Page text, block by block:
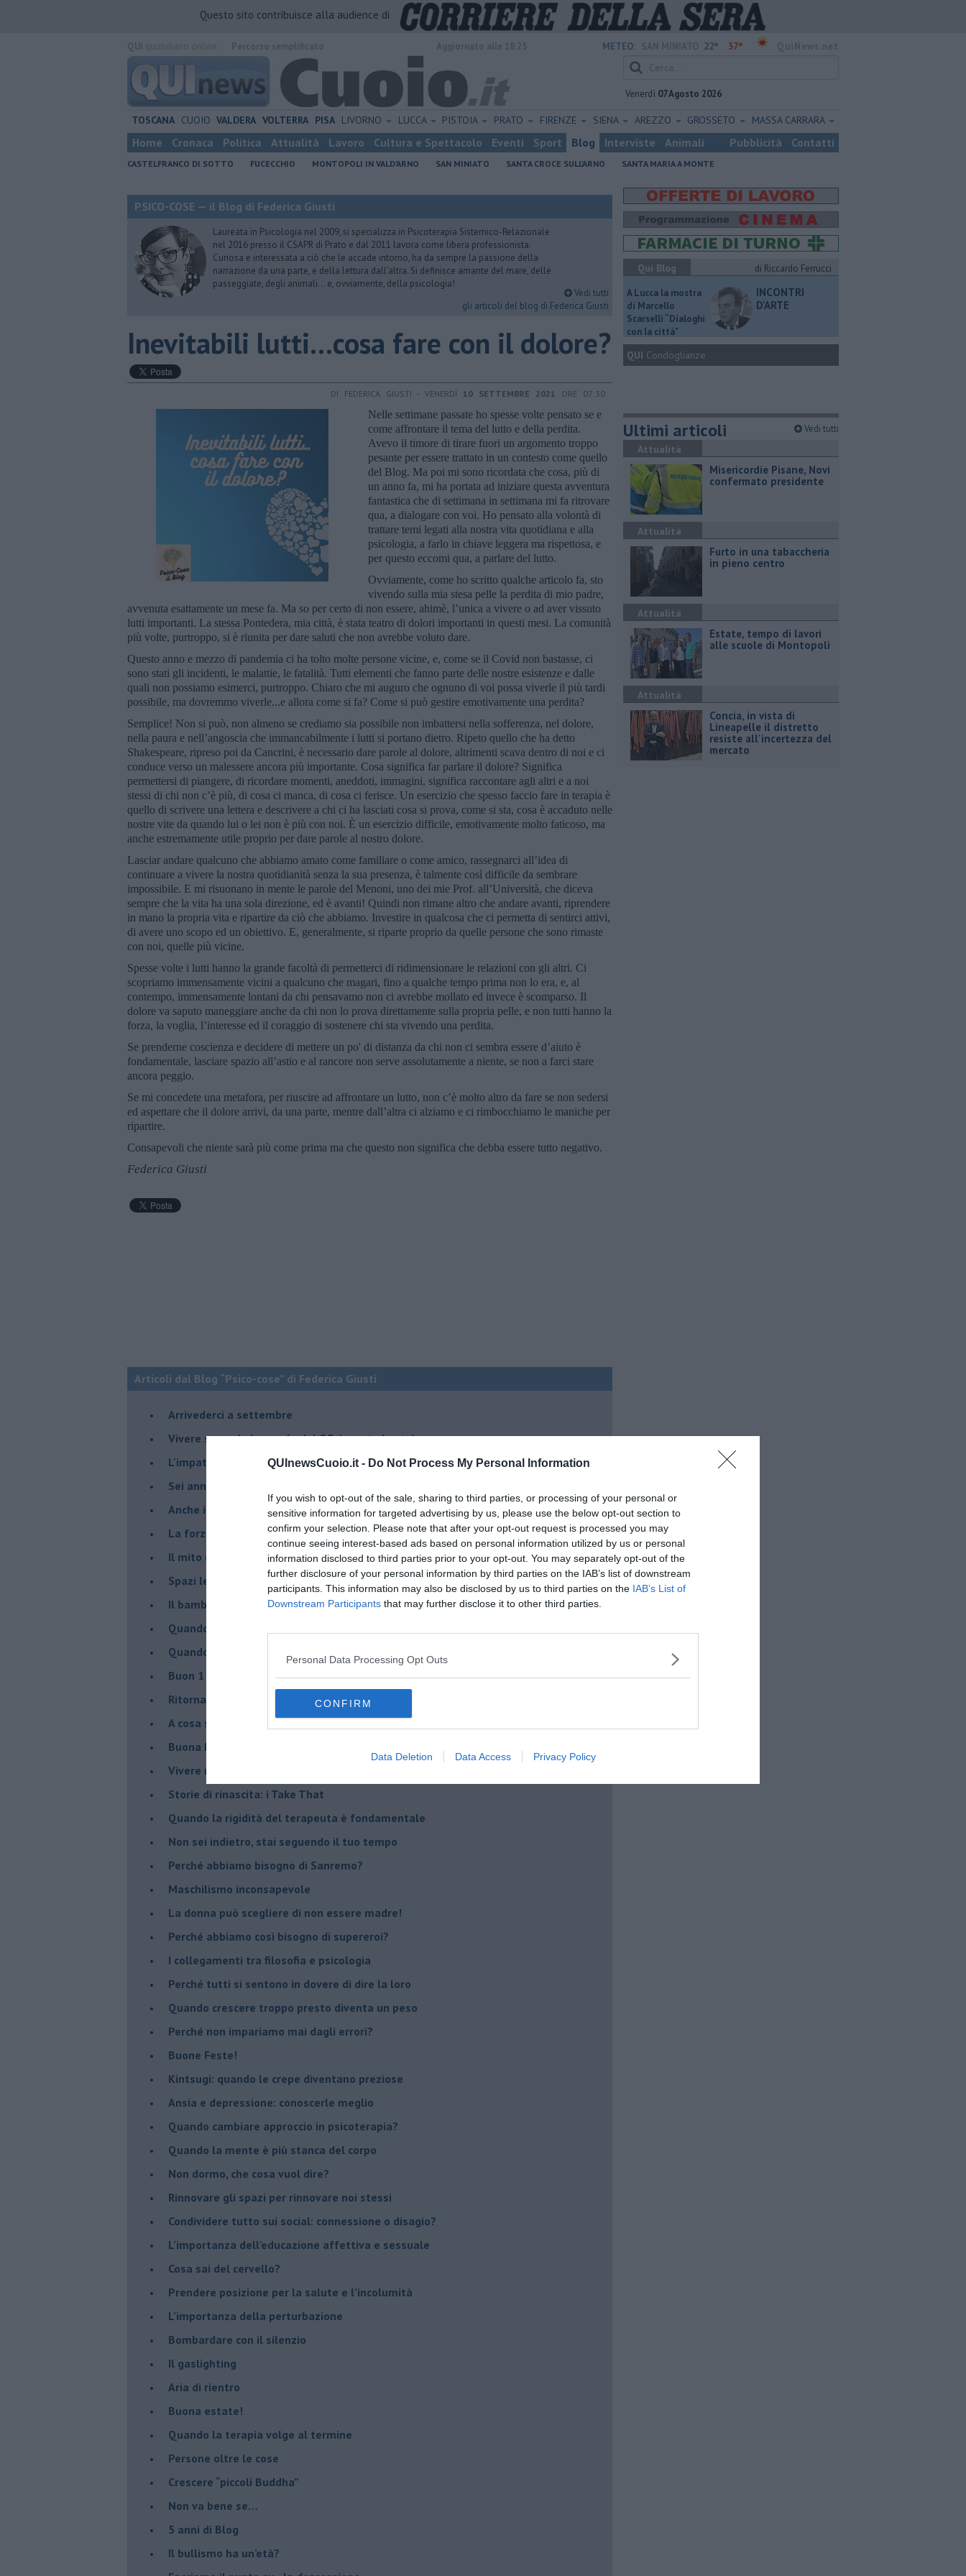
QUInewsCuoio.it - Do Not Process My Personal Information
If you wish to opt-out of the sale, sharing to third parties, or processing of your personal or
sensitive information for targeted advertising by us, please use the below opt-out section to
confirm your selection. Please note that after your opt-out request is processed you may
continue seeing interest-based ads based on personal information utilized by us or personal
information disclosed to third parties prior to your opt-out. You may separately opt-out of the
further disclosure of your personal information by third parties on the IAB’s list of downstream
participants. This information may also be disclosed by us to third parties on the IAB’s List of
Downstream Participants that may further disclose it to other third parties.
Personal Data Processing Opt Outs
CONFIRM
Data Deletion Data Access Privacy Policy
Questo sito contribuisce alla audience di
METEO: 22° 37°
Venerdì 07 Agosto 2026
TOSCANA CUOIO VALDERA VOLTERRA PISA LIVORNO LUCCA PISTOIA PRATO FIRENZE SIENA AREZZO GROSSETO MASSA CARRARA
Home Cronaca Politica Attualità Lavoro Cultura e Spettacolo Eventi Sport Blog Interviste Animali Pubblicità Contatti
CASTELFRANCO DI SOTTO FUCECCHIO MONTOPOLI IN VALD'ARNO SAN MINIATO SANTA CROCE SULL'ARNO SANTA MARIA A MONTE
PSICO-COSE — il Blog di Federica Giusti
Laureata in Psicologia nel 2009, si specializza in Psicoterapia Sistemico-Relazionale
nel 2016 presso il CSAPR di Prato e dal 2011 lavora come libera professionista.
Curiosa e interessata a ciò che le accade intorno, ha da sempre la passione della
narrazione da una parte, e della lettura dall’altra. Si definisce amante del mare, delle
passeggiate, degli animali… e, ovviamente, della psicologia!
Vedi tutti
gli articoli del blog di Federica Giusti
​Inevitabili lutti...cosa fare con il dolore?
DI FEDERICA GIUSTI - VENERDÌ 10 SETTEMBRE 2021 ORE 07:30
Nelle settimane passate ho spesse volte pensato se e
come affrontare il tema del lutto e della perdita.
Avevo il timore di tirare fuori un argomento troppo
pesante per essere trattato in un contesto come quello
del Blog. Ma poi mi sono ricordata che cosa, più di
un anno fa, mi ha portata ad iniziare questa avventura
fantastica che di settimana in settimana mi fa ritrovare
qua, a dialogare con voi. Ho pensato alla volontà di
trattare temi legati alla nostra vita quotidiana e alla
psicologia, a farlo in chiave leggera ma rispettosa, e
per questo eccomi qua, a parlare del lutto.
Ovviamente, come ho scritto qualche articolo fa, sto
vivendo sulla mia stesa pelle la perdita di mio padre,
avvenuta esattamente un mese fa. Ma so per certo di non essere, ahimè, l’unica a vivere o ad aver vissuto
lutti importanti. La stessa Pontedera, mia città, è stata teatro di dolori importanti in questi mesi. La comunità
più volte, purtroppo, si è riunita per dare saluti che non avrebbe voluto dare.
Questo anno e mezzo di pandemia ci ha tolto molte persone vicine, e, come se il Covid non bastasse, ci
sono stati gli incidenti, le malattie, le fatalità. Tutti elementi che fanno parte delle nostre esistenze e dalle
quali non possiamo esimerci, purtroppo. Chiaro che mi auguro che ognuno di voi possa viverle il più tardi
possibile, ma dovremmo viverle...e allora come si fa? Come si può gestire emotivamente una perdita?
Semplice! Non si può, non almeno se crediamo sia possibile non imbattersi nella sofferenza, nel dolore,
nella paura e nell’angoscia che immancabilmente i lutti si portano dietro. Ripeto quello che ha detto
Shakespeare, ripreso poi da Cancrini, è necessario dare parole al dolore, altrimenti scava dentro di noi e ci
conduce verso un malessere ancora più importante. Cosa significa far parlare il dolore? Significa
permettersi di piangere, di ricordare momenti, aneddoti, immagini, significa raccontare agli altri e a noi
stessi di chi non c’è più, di cosa ci manca, di cosa ci ferisce. Un esercizio che spesso faccio fare in terapia è
quello di scrivere una lettera e descrivere a chi ci ha lasciati cosa si prova, come si sta, cosa è accaduto nelle
nostre vite da quando lui o lei non è più con noi. È un esercizio difficile, emotivamente molto faticoso, ma
anche estremamente utile proprio per dare parole al nostro dolore.
Lasciar andare qualcuno che abbiamo amato come familiare o come amico, rassegnarci all’idea di
continuare a vivere la nostra quotidianità senza la sua presenza, è talmente così difficile da sembrare
impossibile. E mi risuonano in mente le parole del Menoni, uno dei mie Prof. all’Università, che diceva
sempre che la vita ha una sola direzione, ed è avanti! Quindi non rimane altro che andare avanti, riprendere
in mano la propria vita e ripartire da ciò che abbiamo. Investire in qualcosa che ci permetta di sentirci attivi,
di avere uno scopo ed un obiettivo. E, generalmente, si riparte proprio da quelle persone che sono rimaste
con noi, quelle più vicine.
Spesse volte i lutti hanno la grande facoltà di permetterci di ridimensionare le relazioni con gli altri. Ci
scopriamo immensamente vicini a qualcuno che magari, fino a qualche tempo prima non lo era, e, al
contempo, immensamente lontani da chi pensavamo non ci avrebbe mollato ed invece è scomparso. Il
dolore va saputo maneggiare anche da chi non lo prova direttamente sulla propria pelle, e non tutti hanno la
forza, la voglia, l’interesse ed il coraggio di sostenere chi sta vivendo una perdita.
Se prenderne coscienza e decidere di mettere un po' di distanza da chi non ci sembra essere d’aiuto è
fondamentale, lasciare spazio all’astio e al rancore non serve assolutamente a niente, se non a farci stare
ancora peggio.
Se mi concedete una metafora, per riuscire ad affrontare un lutto, non c’è molto altro da fare se non sedersi
ed aspettare che il dolore arrivi, da una parte, mentre dall’altra ci alziamo e ci rimbocchiamo le maniche per
ripartire.
Consapevoli che niente sarà più come prima ma che questo non significa che debba essere tutto negativo.
Federica Giusti
Articoli dal Blog “Psico-cose” di Federica Giusti
​Arrivederci a settembre
​Vivere secondo la regola del QB (quanto basta)
​L'impatto delle alte temperature sull’umore
Sei anni di Psico-Cose
​Anche il terapeuta “sente”
​La forza silenziosa dell'impegno
​Il mito della madre leonessa
Spazi leggeri per tempi complessi
Il bambino, il marshmallow e il tempo
​Quando cambia il nome di una sindrome
​Quando il terapeuta torna a casa
​Buon 1 Maggio!
Ritornare indietro di vent’anni
​A cosa serve davvero la psicoterapia
​Buona Pasqua e … buona rinascita!
​Vivere nell’incertezza
​Storie di rinascita: i Take That
​Quando la rigidità del terapeuta è fondamentale
​Non sei indietro, stai seguendo il tuo tempo
​Perché abbiamo bisogno di Sanremo?
​Maschilismo inconsapevole
​La donna può scegliere di non essere madre!
​Perché abbiamo così bisogno di supereroi?
​I collegamenti tra filosofia e psicologia
​Perché tutti si sentono in dovere di dire la loro
​Quando crescere troppo presto diventa un peso
​Perché non impariamo mai dagli errori?
​Buone Feste!
​Kintsugi: quando le crepe diventano preziose
Ansia e depressione: conoscerle meglio
Quando cambiare approccio in psicoterapia?
​Quando la mente è più stanca del corpo
Non dormo, che cosa vuol dire?
​Rinnovare gli spazi per rinnovare noi stessi
​Condividere tutto sui social: connessione o disagio?
​L’importanza dell’educazione affettiva e sessuale
​Cosa sai del cervello?
Prendere posizione per la salute e l’incolumità
L’importanza della perturbazione
​Bombardare con il silenzio
Il gaslighting
Aria di rientro
Buona estate!
​Quando la terapia volge al termine
​Persone oltre le cose
​Crescere “piccoli Buddha”
Non va bene se…
​5 anni di Blog
​Il bullismo ha un’età?
Qui Blog
di Riccardo Ferrucci
A Lucca la mostra
di Marcello
Scarselli “Dialoghi
con la città"
INCONTRI
D'ARTE
QUI Condoglianze
Ultimi articoli Vedi tutti
Attualità
Misericordie Pisane, Novi
confermato presidente
Attualità
Furto in una tabaccheria
in pieno centro
Attualità
Estate, tempo di lavori
alle scuole di Montopoli
Attualità
Concia, in vista di
Lineapelle il distretto
resiste all'incertezza del
mercato